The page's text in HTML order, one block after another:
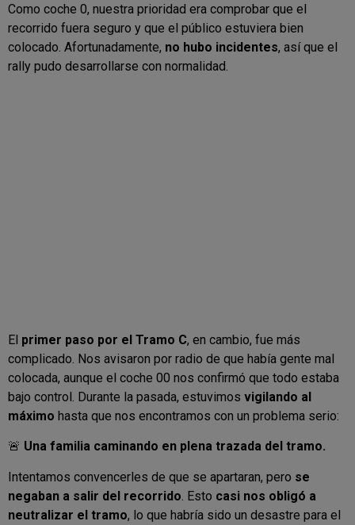
Como coche 0, nuestra prioridad era comprobar que el
recorrido fuera seguro y que el público estuviera bien
colocado. Afortunadamente, no hubo incidentes, así que el
rally pudo desarrollarse con normalidad.
El primer paso por el Tramo C, en cambio, fue más
complicado. Nos avisaron por radio de que había gente mal
colocada, aunque el coche 00 nos confirmó que todo estaba
bajo control. Durante la pasada, estuvimos vigilando al
máximo hasta que nos encontramos con un problema serio:
🚨 Una familia caminando en plena trazada del tramo.
Intentamos convencerles de que se apartaran, pero se
negaban a salir del recorrido . Esto casi nos obligó a
neutralizar el tramo, lo que habría sido un desastre para el